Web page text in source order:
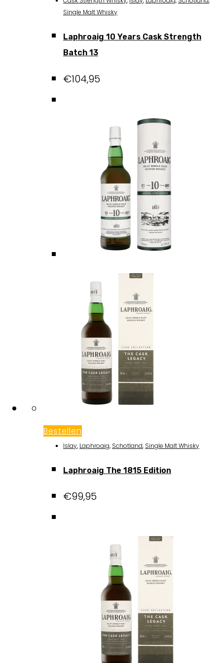
Single Malt Whisky
Laphroaig 10 Years Cask Strength
Batch 13
€104,95
Bestellen
Islay, Laphroaig, Schotland, Single Malt Whisky
Laphroaig The 1815 Edition
€99,95